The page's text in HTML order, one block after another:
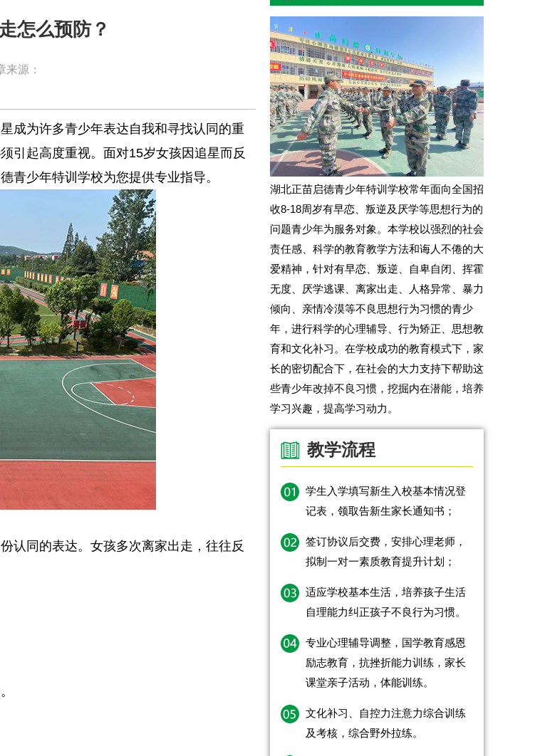
怎么预防？
来源：
成为许多青少年表达自我和寻找认同的重
引起高度重视。面对15岁女孩因追星而反
青少年特训学校为您提供专业指导。
认同的表达。女孩多次离家出走，往往反
湖北正苗启德青少年特训学校常年面向全国招
收8-18周岁有早恋、叛逆及厌学等思想行为的
问题青少年为服务对象。本学校以强烈的社会
责任感、科学的教育教学方法和诲人不倦的大
爱精神，针对有早恋、叛逆、自卑自闭、挥霍
无度、厌学逃课、离家出走、人格异常、暴力
倾向、亲情冷漠等不良思想行为习惯的青少
年，进行科学的心理辅导、行为矫正、思想教
育和文化补习。在学校成功的教育模式下，家
长的密切配合下，在社会的大力支持下帮助这
些青少年改掉不良习惯，挖掘内在潜能，培养
学习兴趣，提高学习动力。
教学流程
学生入学填写新生入校基本情况登
记表，领取告新生家长通知书；
签订协议后交费，安排心理老师，
拟制一对一素质教育提升计划；
适应学校基本生活，培养孩子生活
自理能力纠正孩子不良行为习惯。
专业心理辅导调整，国学教育感恩
励志教育，抗挫折能力训练，家长
课堂亲子活动，体能训练。
文化补习、自控力注意力综合训练
及考核，综合野外拉练。